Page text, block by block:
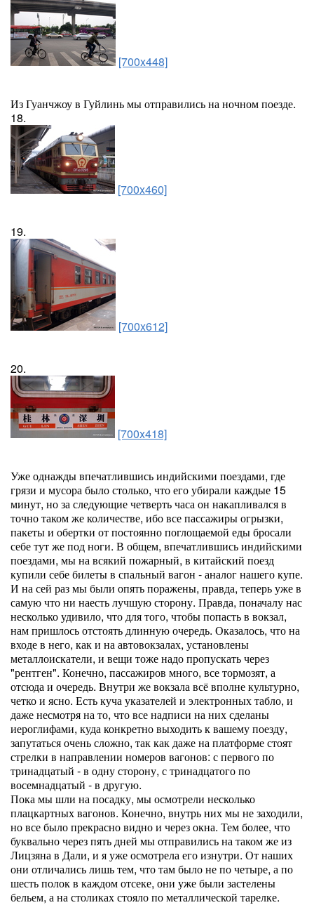
[700x448]
Из Гуанчжоу в Гуйлинь мы отправились на ночном поезде.
18.
[700x460]
19.
[700x612]
20.
[700x418]
Уже однажды впечатлившись индийскими поездами, где
грязи и мусора было столько, что его убирали каждые 15
минут, но за следующие четверть часа он накапливался в
точно таком же количестве, ибо все пассажиры огрызки,
пакеты и обертки от постоянно поглощаемой еды бросали
себе тут же под ноги. В общем, впечатлившись индийскими
поездами, мы на всякий пожарный, в китайский поезд
купили себе билеты в спальный вагон - аналог нашего купе.
И на сей раз мы были опять поражены, правда, теперь уже в
самую что ни наесть лучшую сторону. Правда, поначалу нас
несколько удивило, что для того, чтобы попасть в вокзал,
нам пришлось отстоять длинную очередь. Оказалось, что на
входе в него, как и на автовокзалах, установлены
металлоискатели, и вещи тоже надо пропускать через
"рентген". Конечно, пассажиров много, все тормозят, а
отсюда и очередь. Внутри же вокзала всё вполне культурно,
четко и ясно. Есть куча указателей и электронных табло, и
даже несмотря на то, что все надписи на них сделаны
иероглифами, куда конкретно выходить к вашему поезду,
запутаться очень сложно, так как даже на платформе стоят
стрелки в направлении номеров вагонов: с первого по
тринадцатый - в одну сторону, с тринадцатого по
восемнадцатый - в другую.
Пока мы шли на посадку, мы осмотрели несколько
плацкартных вагонов. Конечно, внутрь них мы не заходили,
но все было прекрасно видно и через окна. Тем более, что
буквально через пять дней мы отправились на таком же из
Лицзяна в Дали, и я уже осмотрела его изнутри. От наших
они отличались лишь тем, что там было не по четыре, а по
шесть полок в каждом отсеке, они уже были застелены
бельем, а на столиках стояло по металлической тарелке.